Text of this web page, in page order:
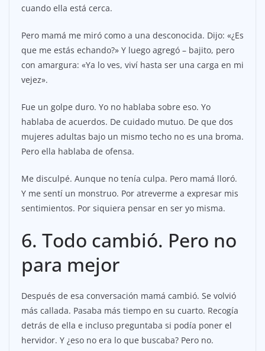
cuando ella está cerca.
Pero mamá me miró como a una desconocida. Dijo: «¿Es
que me estás echando?» Y luego agregó – bajito, pero
con amargura: «Ya lo ves, viví hasta ser una carga en mi
vejez».
Fue un golpe duro. Yo no hablaba sobre eso. Yo
hablaba de acuerdos. De cuidado mutuo. De que dos
mujeres adultas bajo un mismo techo no es una broma.
Pero ella hablaba de ofensa.
Me disculpé. Aunque no tenía culpa. Pero mamá lloró.
Y me sentí un monstruo. Por atreverme a expresar mis
sentimientos. Por siquiera pensar en ser yo misma.
6. Todo cambió. Pero no
para mejor
Después de esa conversación mamá cambió. Se volvió
más callada. Pasaba más tiempo en su cuarto. Recogía
detrás de ella e incluso preguntaba si podía poner el
hervidor. Y ¿eso no era lo que buscaba? Pero no.